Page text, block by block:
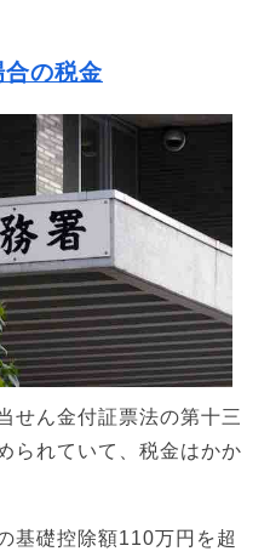
の税金
せん金付証票法の第十三
られていて、税金はかか
基礎控除額110万円を超